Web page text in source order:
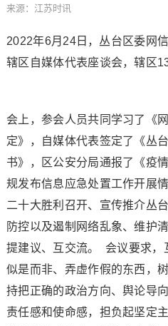
来源：江苏时讯
2022年6月24日，丛台区委网
辖区自媒体代表座谈会，辖区
会上，参会人员共同学习了《
定》，自媒体代表签定了《丛
书》，区公安分局通报了《疫
规发布信息应急处置工作开展
二十大胜利召开、宣传推介丛
防控以及遏制网络乱象、维护
提建议、互交流。 会议要求，
似是而非、弄虚作假的东西，
持把正确的政治方向、舆论导
责任感和使命感，担负起坚定